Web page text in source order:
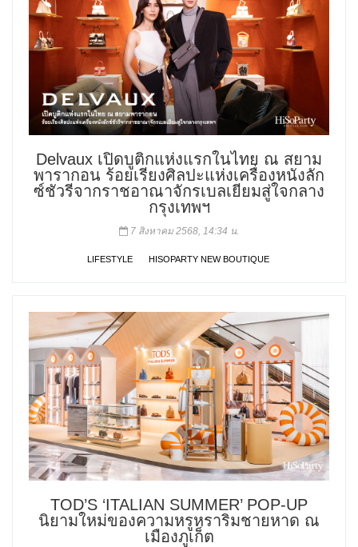
Delvaux เปิดบูติกแห่งแรกในไทย ณ สยาม
พารากอน ร้อยเรียงศิลปะแห่งเครื่องหนังลัก
ซ์ชัวรีจากราชอาณาจักรเบลเยียมสู่ใจกลาง
กรุงเทพฯ
7 สิงหาคม 2568, 14:34 น.
LIFESTYLE HISOPARTY NEW BOUTIQUE
TOD’S ‘ITALIAN SUMMER’ POP-UP
นิยามใหม่ของความหรูหราริมชายหาด ณ
เมืองภูเก็ต